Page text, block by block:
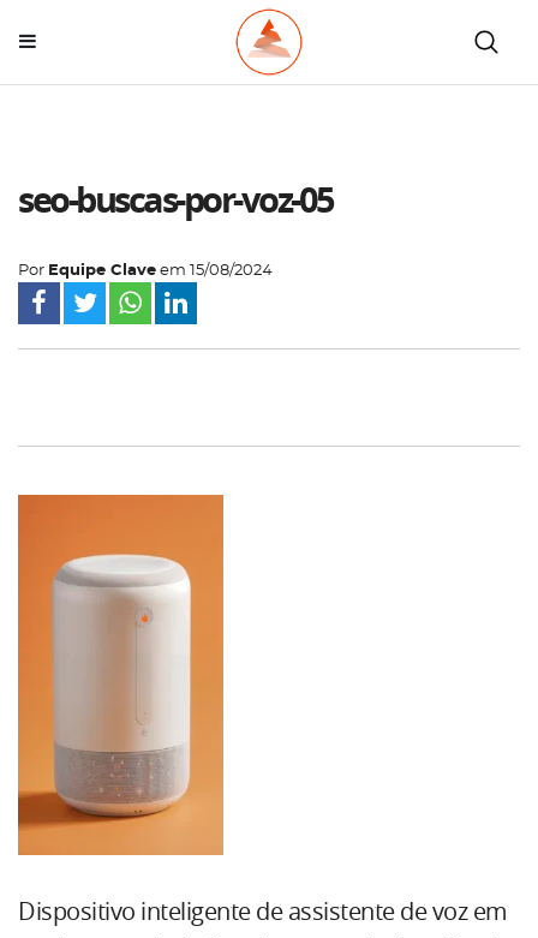
seo-buscas-por-voz-05
Por Equipe Clave em 15/08/2024
Dispositivo inteligente de assistente de voz em